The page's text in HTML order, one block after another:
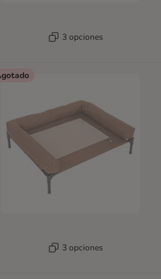
3 opciones
3 opciones